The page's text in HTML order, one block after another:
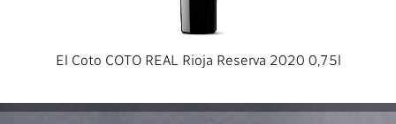
El Coto COTO REAL Rioja Reserva 2020 0,75l